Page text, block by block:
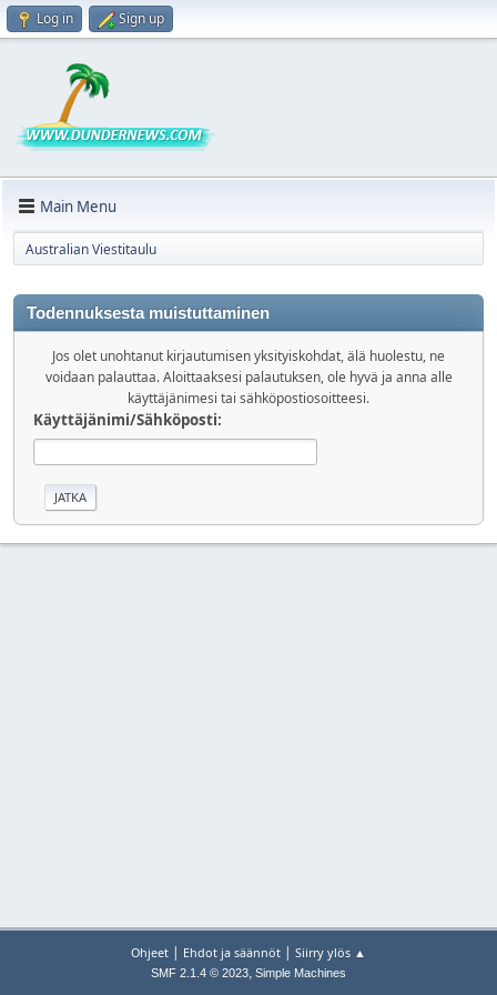
Log in Sign up
Main Menu
Australian Viestitaulu
Todennuksesta muistuttaminen
Jos olet unohtanut kirjautumisen yksityiskohdat, älä huolestu, ne
voidaan palauttaa. Aloittaaksesi palautuksen, ole hyvä ja anna alle
käyttäjänimesi tai sähköpostiosoitteesi.
Käyttäjänimi/Sähköposti:
Ohjeet | Ehdot ja säännöt | Siirry ylös ▲
SMF 2.1.4 © 2023, Simple Machines